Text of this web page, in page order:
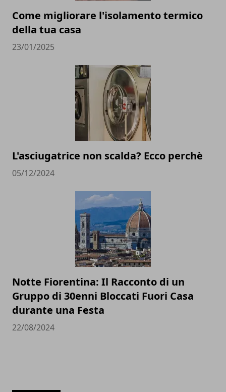
Come migliorare l'isolamento termico
della tua casa
23/01/2025
L'asciugatrice non scalda? Ecco perchè
05/12/2024
Notte Fiorentina: Il Racconto di un
Gruppo di 30enni Bloccati Fuori Casa
durante una Festa
22/08/2024